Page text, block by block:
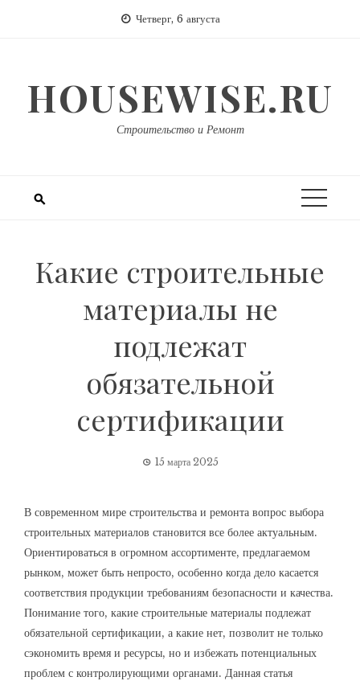
Четверг, 6 августа
HOUSEWISE.RU
Строительство и Ремонт
Какие строительные
материалы не
подлежат
обязательной
сертификации
15 марта 2025
В современном мире строительства и ремонта вопрос выбора
строительных материалов становится все более актуальным.
Ориентироваться в огромном ассортименте, предлагаемом
рынком, может быть непросто, особенно когда дело касается
соответствия продукции требованиям безопасности и качества.
Понимание того, какие строительные материалы подлежат
обязательной сертификации, а какие нет, позволит не только
сэкономить время и ресурсы, но и избежать потенциальных
проблем с контролирующими органами. Данная статья